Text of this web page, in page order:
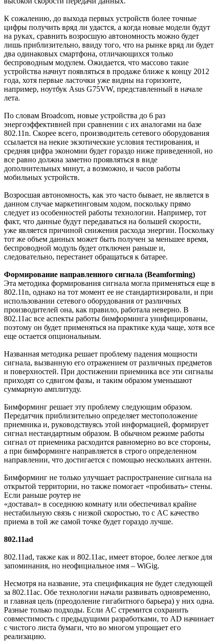
К сожалению, до выхода первых устройств более точные
цифры получить вряд ли удастся, а когда новые модели будут
на руках, сравнить возросшую автономность можно будет
лишь приблизительно, ввиду того, что на рынке вряд ли будет
два одинаковых смартфона, отличающихся только
беспроводным модулем. Ожидается, что массово такие
устройства начнут появляться в продаже ближе к концу 2012
года, хотя первые ласточки уже видны на горизонте,
например, ноутбук Asus G75VW, представленный в начале
лета.
По словам Broadcom, новые устройства до 6 раз
энергоэффективней при сравнении с их аналогами на базе
802.11n. Скорее всего, производитель сетевого оборудования
ссылается на некие экзотические условия тестирования, и
средняя цифра экономии будет гораздо ниже приведенной, но
все равно должна заметно проявляться в виде
дополнительных минут, а возможно, и часов работы
мобильных устройств.
Возросшая автономность, как это часто бывает, не является в
данном случае маркетинговым ходом, поскольку прямо
следует из особенностей работы технологии. Например, тот
факт, что данные будут передаваться на большей скорости,
уже является причиной снижения расхода энергии. Поскольку
тот же объем данных может быть получен за меньшее время,
беспроводной модуль будет отключен раньше и,
следовательно, перестанет обращаться к батарее.
Формирование направленного сигнала (Beamforming)
Эта методика формирования сигнала могла применяться еще в
802.11n, однако на тот момент ее не стандартизировали, и при
использовании сетевого оборудования от различных
производителей она, как правило, работала неверно. В
802.11ac все аспекты работы бимформинга унифицированы,
поэтому он будет применяться на практике куда чаще, хотя все
еще остается опциональным.
Названная методика решает проблему падения мощности
сигнала, вызванную его отражением от различных предметов
и поверхностей. При достижении приемника все эти сигналы
приходят со сдвигом фазы, и таким образом уменьшают
суммарную амплитуду.
Бимформинг решает эту проблему следующим образом.
Передатчик приблизительно определяет местоположение
приемника и, руководствуясь этой информацией, формирует
сигнал нестандартным образом. В обычном режиме работы
сигнал от приемника расходится равномерно во все стороны,
а при бимформинге направляется в строго определенном
направлении, что достигается с помощью нескольких антенн.
Бимформинг не только улучшает распространение сигнала на
открытой территории, но также помогает «пробивать» стены.
Если раньше роутер не
«доставал» в соседнюю комнату или обеспечивал крайне
нестабильную связь с низкой скоростью, то с AC качество
приема в той же самой точке будет гораздо лучше.
802.11ad
802.11ad, также как и 802.11ac, имеет второе, более легкое для
запоминания, но неофициальное имя – WiGig.
Несмотря на название, эта спецификация не будет следующей
за 802.11ac. Обе технологии начали развивать одновременно,
и главная цель (преодоление гигабитного барьера) у них одна.
Разные только подходы. Если AC стремится сохранить
совместимость с предыдущими разработками, то AD начинает
с чистого листа бумаги, что во многом упрощает его
реализацию.